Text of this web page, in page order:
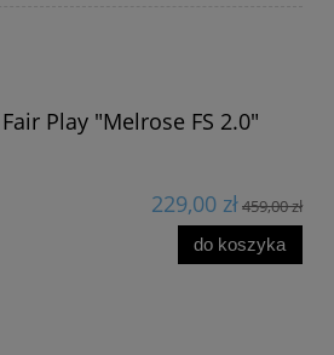
Play "Melrose FS 2.0"
229,00 zł459,00 zł
do koszyka